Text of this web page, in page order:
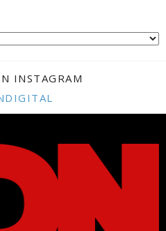
INSTAGRAM